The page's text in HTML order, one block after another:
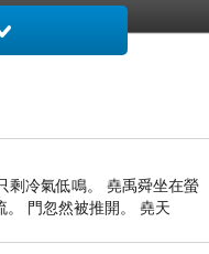
陽花仙子相框(粉 3X3)
都能買，上網慢慢挑
色
Kitty太陽花仙子相
剩冷氣低鳴。 堯禹舜坐在螢
。 門忽然被推開。 堯天